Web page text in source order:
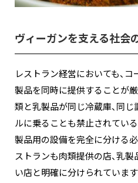
ヴィーガンを支える社会
レストラン経営においても、
製品を同時に提供することが
類と乳製品が同じ冷蔵庫、同じ
ルに乗ることも禁止されてい
製品用の設備を完全に分ける
ストランも肉類提供の店、乳
い店と明確に分けられています